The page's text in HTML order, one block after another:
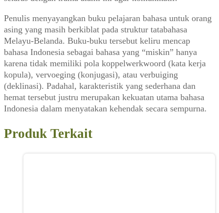
Penulis menyayangkan buku pelajaran bahasa untuk orang
asing yang masih berkiblat pada struktur tatabahasa
Melayu-Belanda. Buku-buku tersebut keliru mencap
bahasa Indonesia sebagai bahasa yang “miskin” hanya
karena tidak memiliki pola koppelwerkwoord (kata kerja
kopula), vervoeging (konjugasi), atau verbuiging
(deklinasi). Padahal, karakteristik yang sederhana dan
hemat tersebut justru merupakan kekuatan utama bahasa
Indonesia dalam menyatakan kehendak secara sempurna.
Produk Terkait